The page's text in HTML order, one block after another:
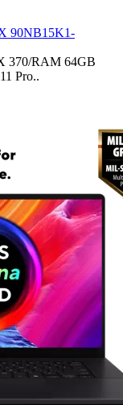
90NB15K1-
370/RAM 64GB
Pro..